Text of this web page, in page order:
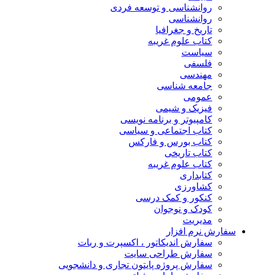
روانشناسی و توسعه فردی
روانشناسی
تاریخ و جغرافیا
کتاب علوم غریبه
سیاست
فلسفی
مهندسی
جامعه شناسی
عمومی
فیزیک و شیمی
کامپیوتر و برنامه نویسی
کتاب اجتماعی و سیاسی
کتاب بورس و فارکس
کتاب تاریخی
کتاب علوم غریبه
کتابداری
کشاورزی
کنکور و کمک‌ درسی
کودک و نوجوان
مدیریت
سفارش نرم افزار
سفارش اندیکاتور ، اکسپرت و ربات
سفارش طراحی سایت
سفارش پروژه پایتون تجاری و دانشجویی